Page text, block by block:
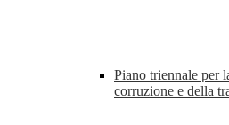
Piano triennale per
corruzione e della